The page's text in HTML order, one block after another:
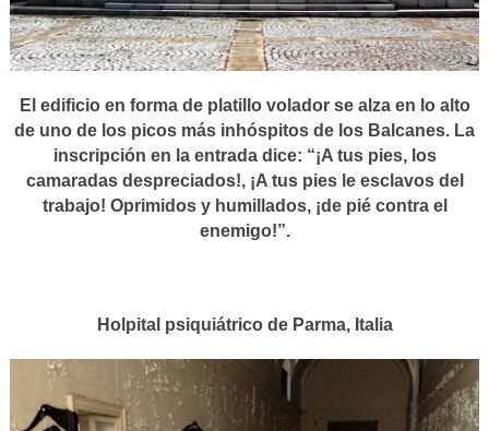
El edificio en forma de platillo volador se alza en lo alto
de uno de los picos más inhóspitos de los Balcanes. La
inscripción en la entrada dice: “¡A tus pies, los
camaradas despreciados!, ¡A tus pies le esclavos del
trabajo! Oprimidos y humillados, ¡de pié contra el
enemigo!”.
Holpital psiquiátrico de Parma, Italia